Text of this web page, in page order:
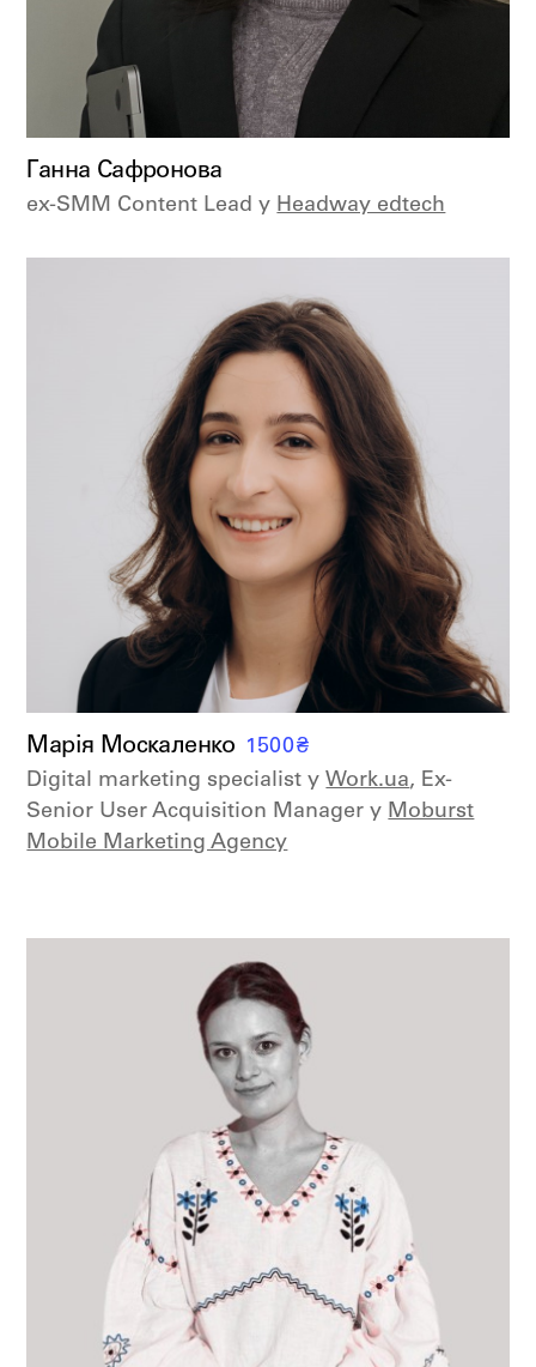
Ганна Сафронова
ex-SMM Content Lead у Headway edtech
Марія Москаленко 1500₴
Digital marketing specialist у Work.ua, Ex-
Senior User Acquisition Manager у Moburst
Mobile Marketing Agency